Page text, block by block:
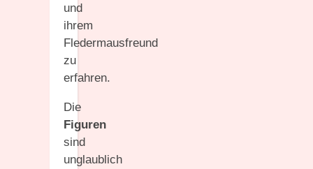
und
ihrem
Fledermausfreund
zu
erfahren.
Die
Figuren
sind
unglaublich